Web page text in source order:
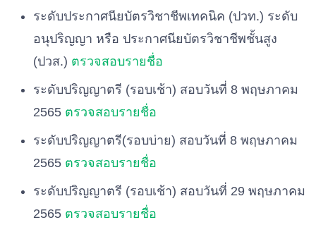
ระดับประกาศนียบัตรวิชาชีพเทคนิค (ปวท.) ระดับ
อนุปริญญา หรือ ประกาศนียบัตรวิชาชีพชั้นสูง
(ปวส.) ตรวจสอบรายชื่อ
ระดับปริญญาตรี (รอบเช้า) สอบวันที่ 8 พฤษภาคม
2565 ตรวจสอบรายชื่อ
ระดับปริญญาตรี(รอบบ่าย) สอบวันที่ 8 พฤษภาคม
2565 ตรวจสอบรายชื่อ
ระดับปริญญาตรี (รอบเช้า) สอบวันที่ 29 พฤษภาคม
2565 ตรวจสอบรายชื่อ